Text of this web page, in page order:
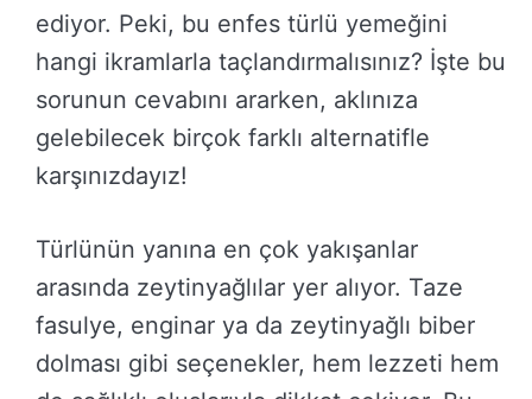
ediyor. Peki, bu enfes türlü yemeğini
hangi ikramlarla taçlandırmalısınız? İşte bu
sorunun cevabını ararken, aklınıza
gelebilecek birçok farklı alternatifle
karşınızdayız!
Türlünün yanına en çok yakışanlar
arasında zeytinyağlılar yer alıyor. Taze
fasulye, enginar ya da zeytinyağlı biber
dolması gibi seçenekler, hem lezzeti hem